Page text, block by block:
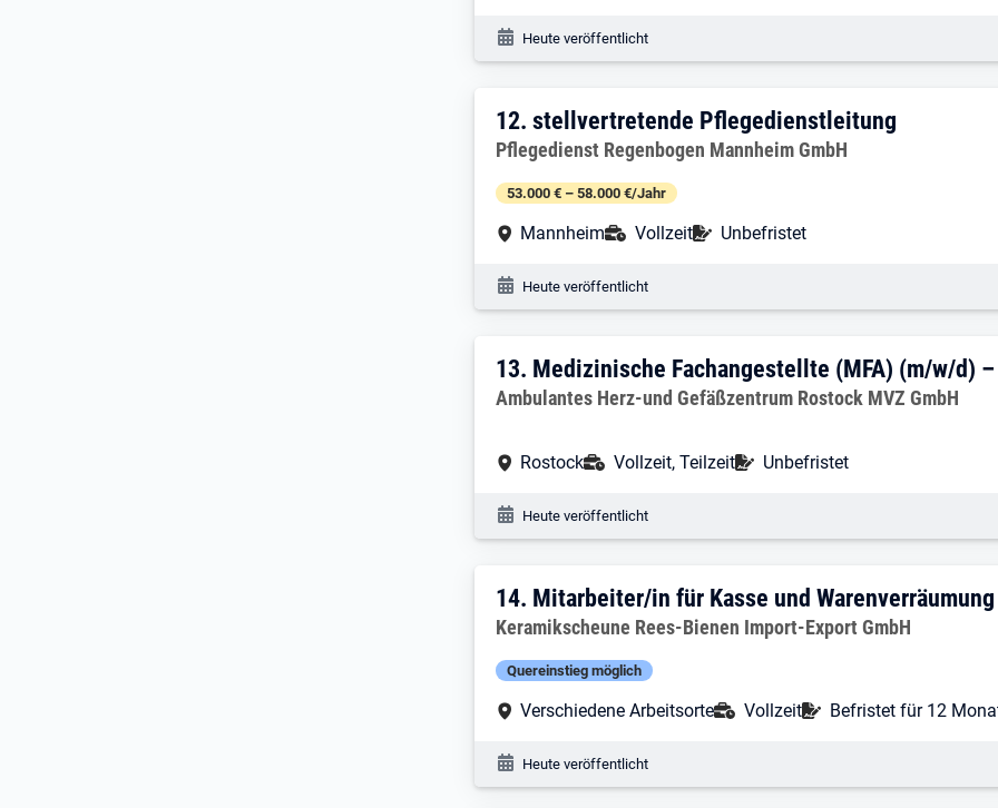
Veröffentlichungsdatum:
Heute veröffentlicht
12. Ergebnis: stellvertretende
12.stellvertretende Pflegedienstleitung
Arbeitgeber:
Pflegedienst Regenbogen Mannheim GmbH
53.000 € – 58.000 €/Jahr
Arbeitsort:
Mannheim Anstellungsart:
Vollzeit Befristung:
Unbefristet
Veröffentlichungsdatum:
Heute veröffentlicht
13. Ergebnis: Medizinische
13. Medizinische Fachangestellte (MFA) (m/w/d)
Arbeitgeber:
Ambulantes Herz-und Gefäßzentrum Rostock MVZ GmbH
Arbeitsort:
Rostock Anstellungsart:
Vollzeit, Teilzeit Befristung:
Unbefristet
Veröffentlichungsdatum:
Heute veröffentlicht
14. Ergebnis: Mitarbeiter/in für Kasse
14. Mitarbeiter/in für Kasse und Warenverräumung
Arbeitgeber:
Keramikscheune Rees-Bienen Import-Export GmbH
Quereinstieg möglich
Arbeitsort:
Verschiedene Arbeitsorte Anstellungsart:
Vollzeit Befristung:
Befristet für 12
Veröffentlichungsdatum:
Heute veröffentlicht